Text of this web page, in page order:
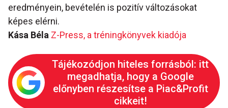
eredményein, bevételén is pozitív változásokat
képes elérni.
Kása Béla Z-Press, a tréningkönyvek kiadója
Tájékozódjon hiteles forrásból: itt
megadhatja, hogy a Google
előnyben részesítse a Piac&Profit
cikkeit!